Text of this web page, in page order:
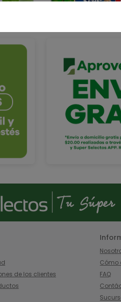
de los clientes
Cómo
FAQ